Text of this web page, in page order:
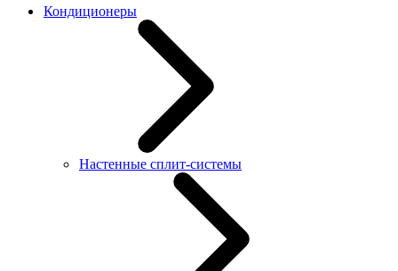
Кондиционеры
Настенные сплит-системы